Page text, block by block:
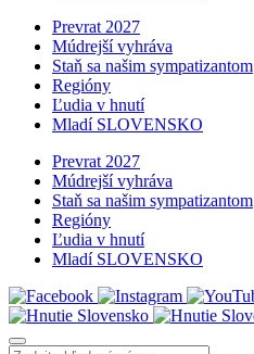
Prevrat 2027
Múdrejší vyhráva
Staň sa našim sympatizantom
Regióny
Ľudia v hnutí
Mladí SLOVENSKO
Prevrat 2027
Múdrejší vyhráva
Staň sa našim sympatizantom
Regióny
Ľudia v hnutí
Mladí SLOVENSKO